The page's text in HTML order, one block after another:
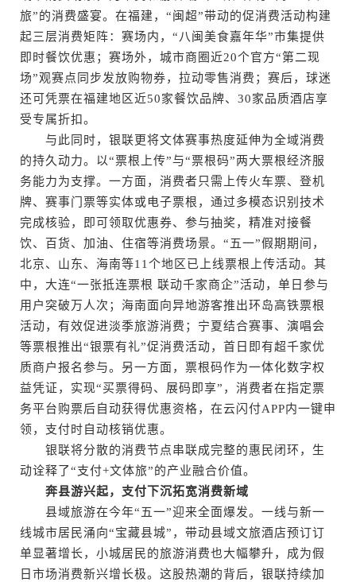
旅”的消费盛宴。在福建，“闽超”带动的促消费活动构建
起三层消费矩阵：赛场内，“八闽美食嘉年华”市集提供
即时餐饮优惠；赛场外，城市商圈近20个官方“第二现
场”观赛点同步发放购物券，拉动零售消费；赛后，球迷
还可凭票在福建地区近50家餐饮品牌、30家品质酒店享
受专属折扣。
与此同时，银联更将文体赛事热度延伸为全域消费
的持久动力。以“票根上传”与“票根码”两大票根经济服
务能力为支撑。一方面，消费者只需上传火车票、登机
牌、赛事门票等实体或电子票根，通过多模态识别技术
完成核验，即可领取优惠券、参与抽奖，精准对接餐
饮、百货、加油、住宿等消费场景。“五一”假期期间，
北京、山东、海南等11个地区已上线票根上传活动。其
中，大连“一张抵连票根 联动千家商企”活动，单日参与
用户突破万人次；海南面向异地游客推出环岛高铁票根
活动，有效促进淡季旅游消费；宁夏结合赛事、演唱会
等票根推出“银票有礼”促消费活动，首日即有超千家优
质商户报名参与。另一方面，票根码作为一体化数字权
益凭证，实现“买票得码、展码即享”，消费者在指定票
务平台购票后自动获得优惠资格，在云闪付APP内一键申
领，支付时自动核销优惠。
银联将分散的消费节点串联成完整的惠民闭环，生
动诠释了“支付+文体旅”的产业融合价值。
奔县游兴起，支付下沉拓宽消费新域
县域旅游在今年“五一”迎来全面爆发。一线与新一
线城市居民涌向“宝藏县城”，带动县域文旅酒店预订订
单显著增长，小城居民的旅游消费也大幅攀升，成为假
日市场消费新兴增长极。这股热潮的背后，银联持续加